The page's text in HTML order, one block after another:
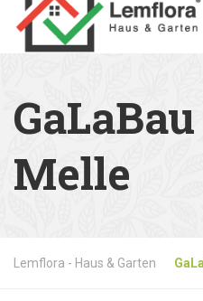
Melle
Lemflora - Haus & Garten